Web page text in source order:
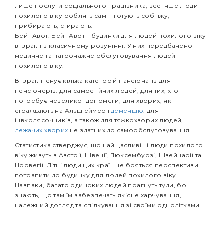
лише послуги соціального працівника, все інше люди
похилого віку роблять самі - готують собі їжу,
прибирають, стирають.
Бейт Авот. Бейт Авот – будинки для людей похилого віку
в Ізраїлі в класичному розумінні. У них передбачено
медичне та патронажне обслуговування людей
похилого віку.
В Ізраїлі існує кілька категорій пансіонатів для
пенсіонерів: для самостійних людей, для тих, хто
потребує невеликої допомоги, для хворих, які
страждають на Альцгеймер і деменцію , для
інвколясочників, а також для тяжкохворих людей,
лежачих хворих не здатних до самообслуговування.
Статистика стверджує, що найщасливіші люди похилого
віку живуть в Австрії, Швеції, Люксембурзі, Швейцарії та
Норвегії. Літні люди цих країн не бояться перспективи
потрапити до будинку для людей похилого віку.
Навпаки, багато одиноких людей прагнуть туди, бо
знають, що там їм забезпечать якісне харчування,
належний догляд та спілкування зі своїми однолітками.